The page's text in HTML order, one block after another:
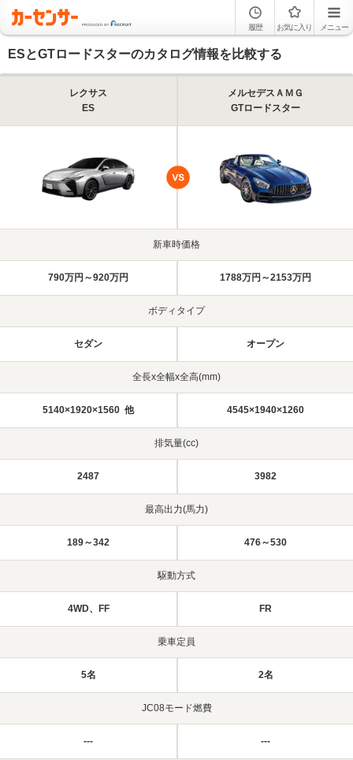
履歴 お気に入り メニュー
ESとGTロードスターのカタログ情報を比較する
レクサス
ES
メルセデスＡＭＧ
GTロードスター
新車時価格
790万円～920万円 1788万円～2153万円
ボディタイプ
セダン オープン
全長x全幅x全高(mm)
5140×1920×1560 他 4545×1940×1260
排気量(cc)
2487 3982
最高出力(馬力)
189～342 476～530
駆動方式
4WD、FF FR
乗車定員
5名 2名
JC08モード燃費
--- ---